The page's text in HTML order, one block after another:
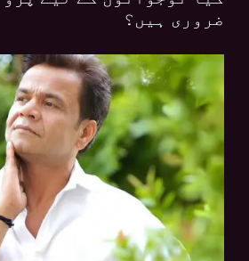
ضروری ہیں؟